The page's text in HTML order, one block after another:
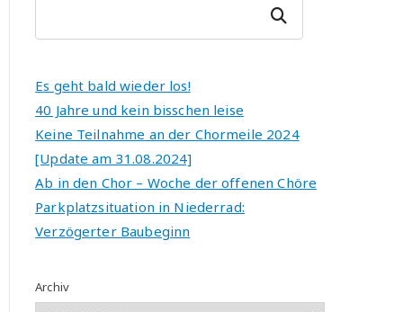
n
ti
v
e
:
Suchen
Es geht bald wieder los!
40 Jahre und kein bisschen leise
Keine Teilnahme an der Chormeile 2024
[Update am 31.08.2024]
Ab in den Chor – Woche der offenen Chöre
Parkplatzsituation in Niederrad:
Verzögerter Baubeginn
Archiv